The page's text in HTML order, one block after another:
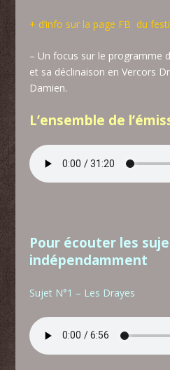
+ d’info sur la page FB du
– Un focus sur le programme
et sa déclinaison en Vercors
Damien.
L’ensemble de
Pour écouter les
indépendamment
Sujet N°1 – Les Drayes